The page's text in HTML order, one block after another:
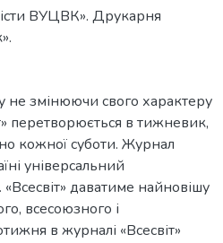
ВУЦВК». Друкарня
не змінюючи свого характеру
перетворюється в тижневик,
кожної суботи. Журнал
універсальний
даватиме найновішу
всесоюзного і
в журналі «Всесвіт»